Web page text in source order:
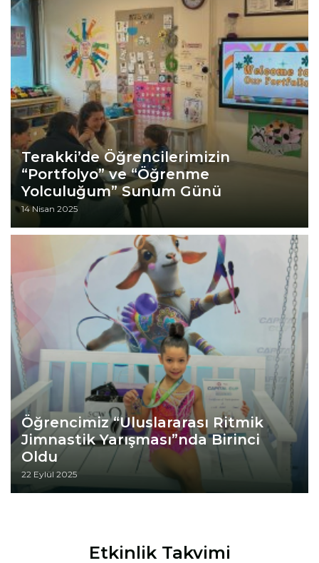
Terakki’de Öğrencilerimizin
“Portfolyo” ve “Öğrenme
Yolculuğum” Sunum Günü
14 Nisan 2025
Öğrencimiz “Uluslararası Ritmik
Jimnastik Yarışması”nda Birinci
Oldu
22 Eylül 2025
Etkinlik Takvimi